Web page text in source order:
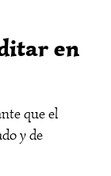
en
que el
y de